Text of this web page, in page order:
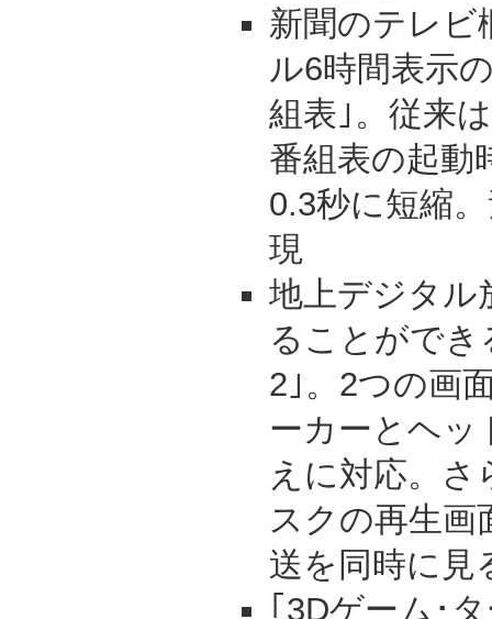
新聞のテレビ
ル6時間表示
組表｣。従来
番組表の起動
0.3秒に短縮
現
地上デジタル
ることがで
2｣。2つの画
ーカーとヘッ
えに対応。
スクの再生画
送を同時に見
｢3Dゲーム･